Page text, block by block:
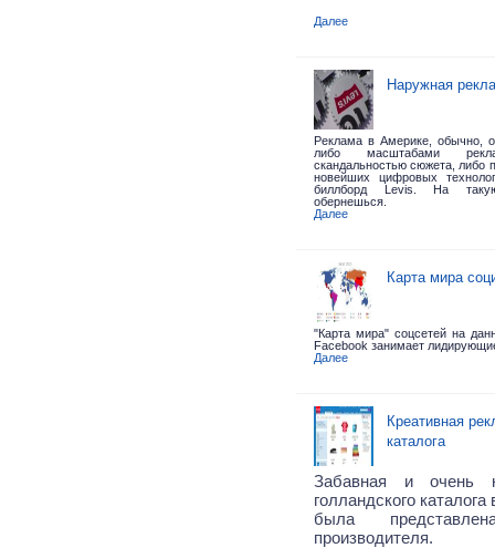
Далее
Наружная
Реклама в Америке, обычно,
либо масштабами
скандальностью сюжета, либо
новейших цифровых
биллборд Levis. На
обернешься.
Далее
Карта мира
"Карта мира" соцсетей на
Facebook занимает
Далее
Креативная
каталога
Забавная и очень
голландского
была
производителя.